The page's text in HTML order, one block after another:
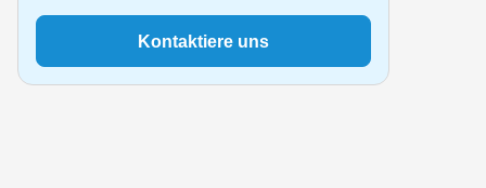
Kontaktiere uns